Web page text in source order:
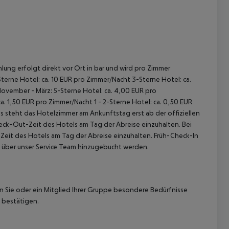
erfolgt direkt vor Ort in bar und wird pro Zimmer
Hotel: ca. 10 EUR pro Zimmer/Nacht 3-Sterne Hotel: ca.
- März: 5-Sterne Hotel: ca. 4,00 EUR pro
EUR pro Zimmer/Nacht 1 - 2-Sterne Hotel: ca. 0,50 EUR
steht das Hotelzimmer am Ankunftstag erst ab der offiziellen
Out-Zeit des Hotels am Tag der Abreise einzuhalten. Bei
des Hotels am Tag der Abreise einzuhalten. Früh-Check-In
unser Service Team hinzugebucht werden.
oder ein Mitglied Ihrer Gruppe besondere Bedürfnisse
bestätigen.
akzeptieren